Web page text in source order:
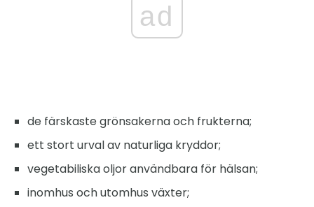
ad
de färskaste grönsakerna och frukterna;
ett stort urval av naturliga kryddor;
vegetabiliska oljor användbara för hälsan;
inomhus och utomhus växter;